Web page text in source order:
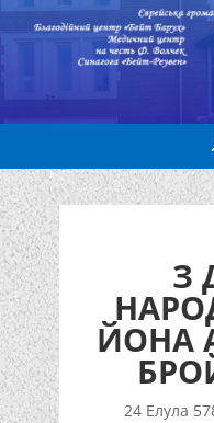
З
ЙОНА
24 Елула